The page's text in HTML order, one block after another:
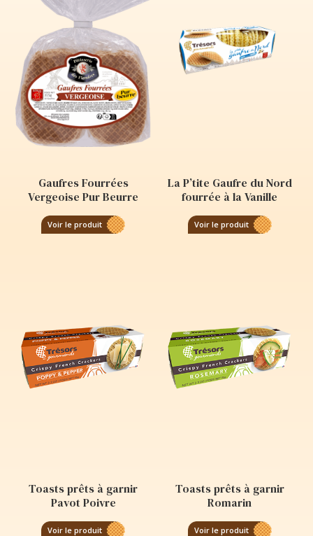
Gaufres Fourrées
Vergeoise Pur Beurre
Voir le produit
La P’tite Gaufre du Nord
fourrée à la Vanille
Voir le produit
Toasts prêts à garnir
Pavot Poivre
Voir le produit
Toasts prêts à garnir
Romarin
Voir le produit